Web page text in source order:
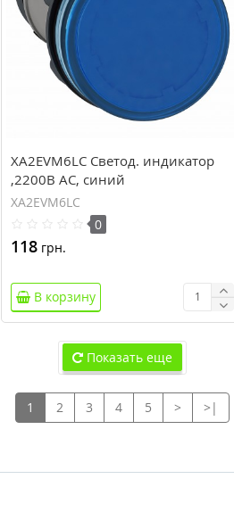
XA2EVM6LC Светод. индикатор
,2200В AC, синий
XA2EVM6LC
0
118грн.
В корзину
Показать еще
1 2 3 4 5 >
>|